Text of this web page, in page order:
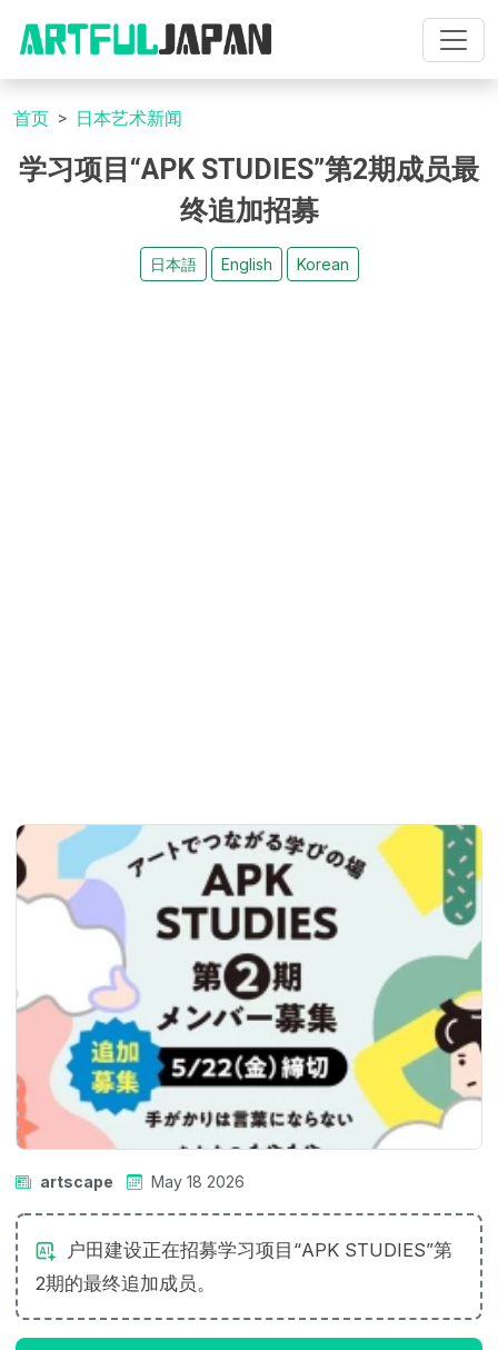
首页 日本艺术新闻
学习项目“APK STUDIES”第2期成员最
终追加招募
日本語 English Korean
artscape May 18 2026
户田建设正在招募学习项目“APK STUDIES”第
2期的最终追加成员。